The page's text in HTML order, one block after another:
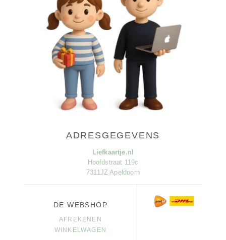
ADRESGEGEVENS
Liefkaartje.nl
Hoofdstraat 119c
7311JZ Apeldoorn
DE WEBSHOP
AFREKENEN
WINKELWAGEN